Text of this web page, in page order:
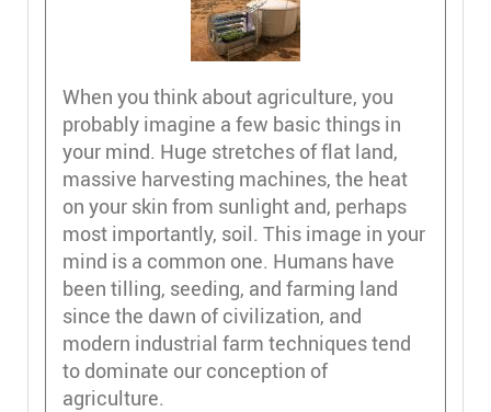
When you think about agriculture, you
probably imagine a few basic things in
your mind. Huge stretches of flat land,
massive harvesting machines, the heat
on your skin from sunlight and, perhaps
most importantly, soil. This image in your
mind is a common one. Humans have
been tilling, seeding, and farming land
since the dawn of civilization, and
modern industrial farm techniques tend
to dominate our conception of
agriculture.